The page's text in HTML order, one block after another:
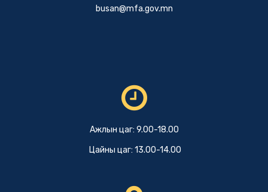
busan@mfa.gov.mn
Ажлын цаг: 9.00-18.00
Цайны цаг: 13.00-14.00